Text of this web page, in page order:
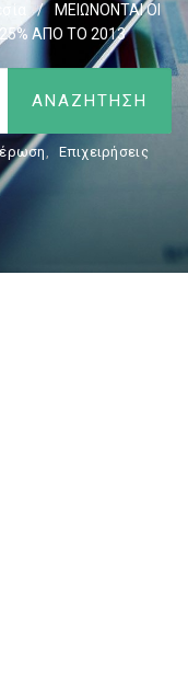
/
ΜΕΙΩΝΟΝΤΑΙ ΟΙ
ΑΠΟ ΤΟ 2013
, Επιχειρήσεις